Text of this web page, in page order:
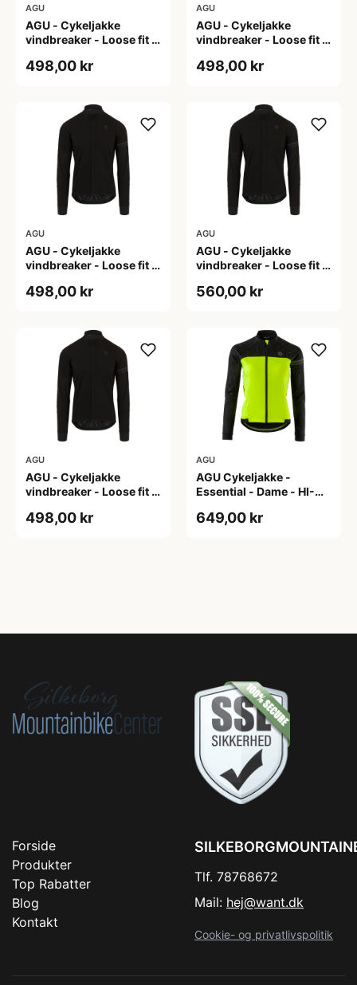
AGU
AGU - Cykeljakke
vindbreaker - Loose fit -
498,00 kr
AGU
AGU - Cykeljakke
vindbreaker - Loose fit -
498,00 kr
AGU
AGU - Cykeljakke
vindbreaker - Loose fit -
498,00 kr
AGU
AGU - Cykeljakke
vindbreaker - Loose fit -
560,00 kr
AGU
AGU - Cykeljakke
vindbreaker - Loose fit -
498,00 kr
AGU
AGU Cykeljakke -
Essential - Dame - HI-
649,00 kr
Forside
Produkter
Top Rabatter
Blog
Kontakt
Tlf. 78768672
Mail: hej@want.dk
Cookie- og privatlivspolitik